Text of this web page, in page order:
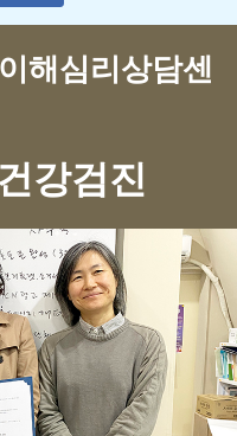
해심리상담센
강검진